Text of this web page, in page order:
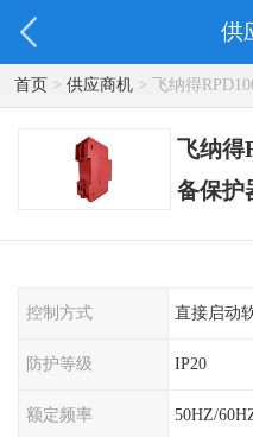
供
首页> 供应商机> 飞纳得
线
飞纳得
备保护
控制方式 直接启动
防护等级 IP20
额定频率 50HZ/